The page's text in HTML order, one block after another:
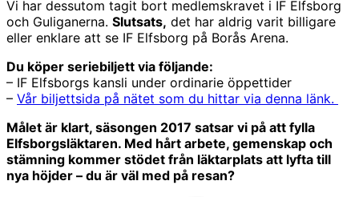
Vi har dessutom tagit bort medlemskravet i IF Elfsborg
och Guliganerna. Slutsats, det har aldrig varit billigare
eller enklare att se IF Elfsborg på Borås Arena.
Du köper seriebiljett via följande:
– IF Elfsborgs kansli under ordinarie öppettider
– Vår biljettsida på nätet som du hittar via denna länk.
Målet är klart, säsongen 2017 satsar vi på att fylla
Elfsborgsläktaren. Med hårt arbete, gemenskap och
stämning kommer stödet från läktarplats att lyfta till
nya höjder – du är väl med på resan?